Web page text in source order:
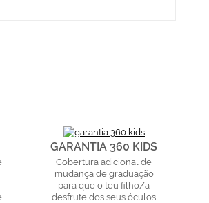
GARANTIA 360 KIDS
Cobertura adicional de
mudança de graduação
para que o teu filho/a
desfrute dos seus óculos